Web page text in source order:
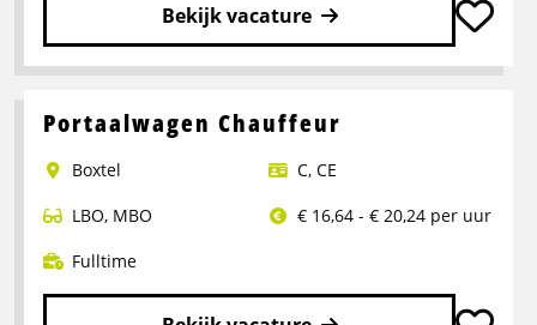
Bekijk vacature
Lees
over
CE
Portaalwagen Chauffeur
Boxtel C, CE
LBO, MBO
€ 16,64 - € 20,24 per uur
Fulltime